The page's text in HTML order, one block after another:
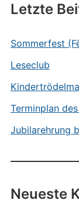
Letzte
Sommerfest
Leseclub
Terminplan
Jubilarehrung
Neueste